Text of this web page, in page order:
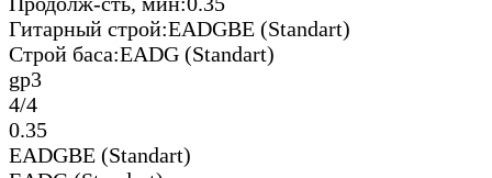
Гитарный строй:EADGBE (Standart)
Строй баса:EADG (Standart)
gp3
4/4
0.35
EADGBE (Standart)